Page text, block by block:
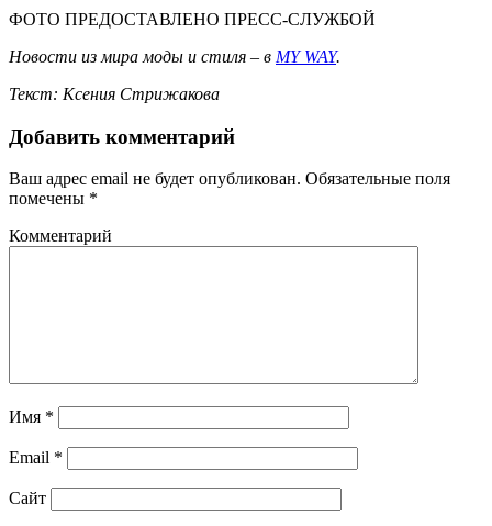
ФОТО ПРЕДОСТАВЛЕНО ПРЕСС-СЛУЖБОЙ
Новости из мира моды и стиля – в MY WAY.
Текст: Ксения Стрижакова
Добавить комментарий
Ваш адрес email не будет опубликован. Обязательные поля
помечены *
Комментарий
Имя *
Email *
Сайт